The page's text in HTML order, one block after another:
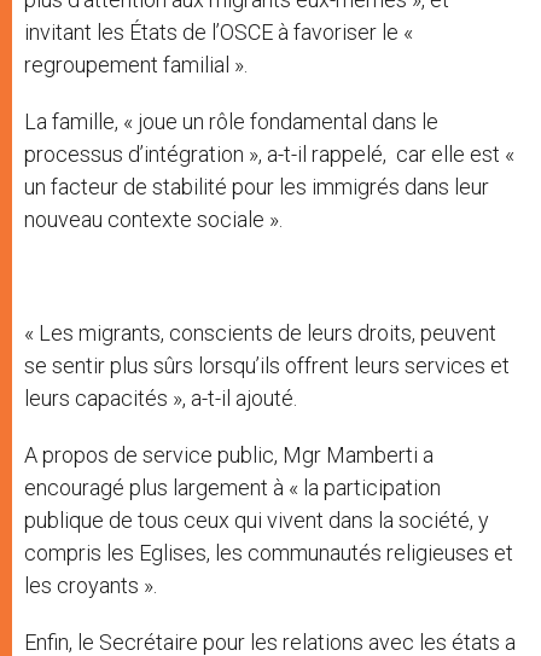
invitant les États de l’OSCE à favoriser le «
regroupement familial ».
La famille, « joue un rôle fondamental dans le
processus d’intégration », a-t-il rappelé, car elle est «
un facteur de stabilité pour les immigrés dans leur
nouveau contexte sociale ».
« Les migrants, conscients de leurs droits, peuvent
se sentir plus sûrs lorsqu’ils offrent leurs services et
leurs capacités », a-t-il ajouté.
A propos de service public, Mgr Mamberti a
encouragé plus largement à « la participation
publique de tous ceux qui vivent dans la société, y
compris les Eglises, les communautés religieuses et
les croyants ».
Enfin, le Secrétaire pour les relations avec les états a